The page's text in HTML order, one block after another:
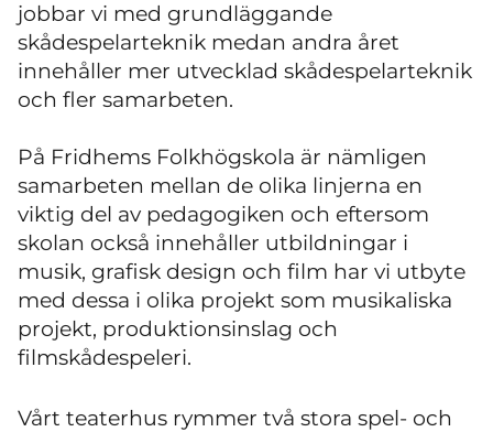
jobbar vi med grundläggande
skådespelarteknik medan andra året
innehåller mer utvecklad skådespelarteknik
och fler samarbeten.
På Fridhems Folkhögskola är nämligen
samarbeten mellan de olika linjerna en
viktig del av pedagogiken och eftersom
skolan också innehåller utbildningar i
musik, grafisk design och film har vi utbyte
med dessa i olika projekt som musikaliska
projekt, produktionsinslag och
filmskådespeleri.
Vårt teaterhus rymmer två stora spel- och